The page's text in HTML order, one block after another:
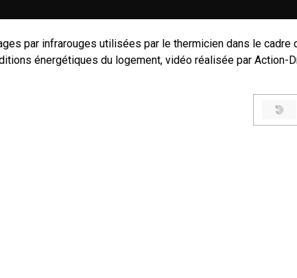
par infrarouges utilisées par le thermicien dans le cadre
énergétiques du logement, vidéo réalisée par Action-